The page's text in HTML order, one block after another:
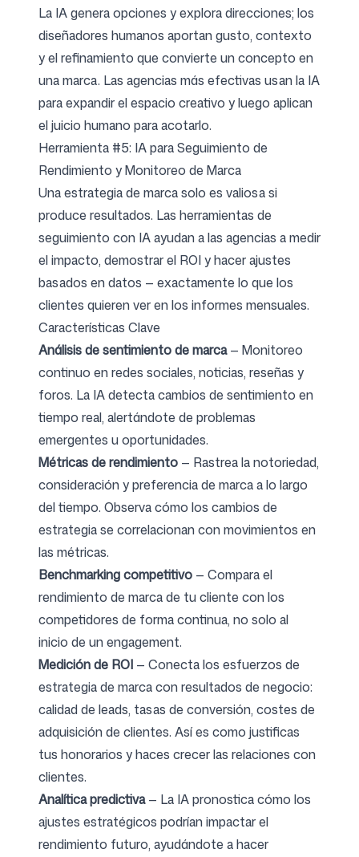
La IA genera opciones y explora direcciones; los
diseñadores humanos aportan gusto, contexto
y el refinamiento que convierte un concepto en
una marca. Las agencias más efectivas usan la IA
para expandir el espacio creativo y luego aplican
el juicio humano para acotarlo.
Herramienta #5: IA para Seguimiento de
Rendimiento y Monitoreo de Marca
Una estrategia de marca solo es valiosa si
produce resultados. Las herramientas de
seguimiento con IA ayudan a las agencias a medir
el impacto, demostrar el ROI y hacer ajustes
basados en datos — exactamente lo que los
clientes quieren ver en los informes mensuales.
Características Clave
Análisis de sentimiento de marca— Monitoreo
continuo en redes sociales, noticias, reseñas y
foros. La IA detecta cambios de sentimiento en
tiempo real, alertándote de problemas
emergentes u oportunidades.
Métricas de rendimiento — Rastrea la notoriedad,
consideración y preferencia de marca a lo largo
del tiempo. Observa cómo los cambios de
estrategia se correlacionan con movimientos en
las métricas.
Benchmarking competitivo — Compara el
rendimiento de marca de tu cliente con los
competidores de forma continua, no solo al
inicio de un engagement.
Medición de ROI — Conecta los esfuerzos de
estrategia de marca con resultados de negocio:
calidad de leads, tasas de conversión, costes de
adquisición de clientes. Así es como justificas
tus honorarios y haces crecer las relaciones con
clientes.
Analítica predictiva— La IA pronostica cómo los
ajustes estratégicos podrían impactar el
rendimiento futuro, ayudándote a hacer